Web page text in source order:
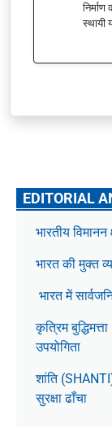
स्थायी
EDITORIAL
भारतीय
भारत की मुक्त
भारत में
कृत्रिम
उपयोगिता
शांति
सुरक्षा ढाँचा